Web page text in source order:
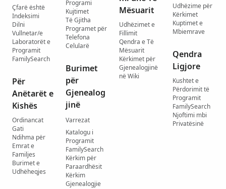
Çfarë është
Indeksimi
Dilni
Vullnetar/e
Laboratorët e
Programit
FamilySearch
Për
Anëtarët e
Kishës
Ordinancat
Gati
Ndihma për
Emrat e
Familjes
Burimet e
Udhëheqjes
Programi
Kujtimet
Të Gjitha
Programet për
Telefona
Celularë
Burimet
për
Gjenealog
jinë
Varrezat
Katalogu i
Programit
FamilySearch
Kërkim për
Paraardhësit
Kërkim
Gjenealogjie
Mësuarit
Udhëzimet e
Fillimit
Qendra e Të
Mësuarit
Kërkimet për
Gjenealogjinë
në Wiki
Udhëzime për
Kërkimet
Kuptimet e
Mbiemrave
Qendra
Ligjore
Kushtet e
Përdorimit të
Programit
FamilySearch
Njoftimi mbi
Privatësinë